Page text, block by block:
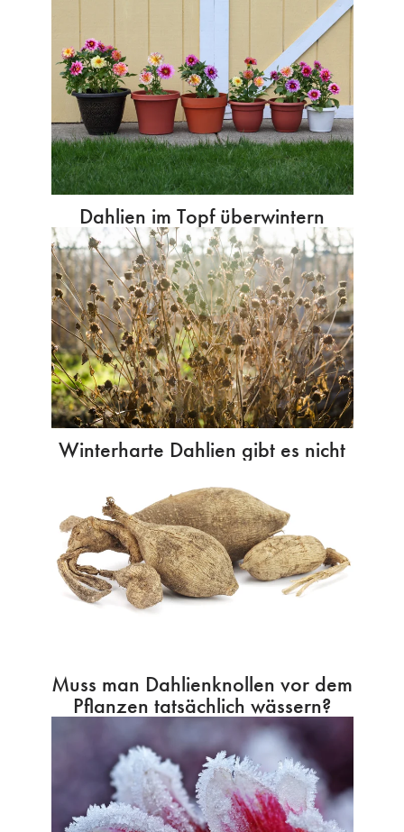
Dahlien im Topf überwintern
Winterharte Dahlien gibt es nicht
Muss man Dahlienknollen vor dem
Pflanzen tatsächlich wässern?